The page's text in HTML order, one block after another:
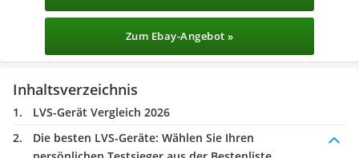
Zum Ebay-Angebot »
Inhaltsverzeichnis
LVS-Gerät Vergleich 2026
Die besten LVS-Geräte: Wählen Sie Ihren